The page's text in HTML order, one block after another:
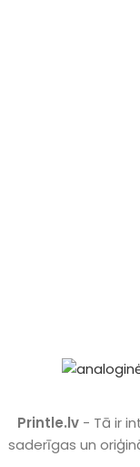
Printle.lv - Tā ir
saderīgas un